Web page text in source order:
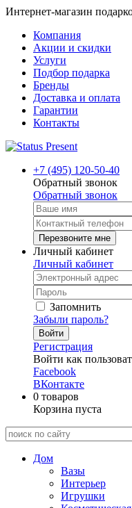
Интернет-магазин
Компания
Акции и скидки
Услуги
Подбор подарка
Бренды
Доставка и оплата
Гарантии
Контакты
+7 (495) 120-50-40
Обратный звонок
Обратный звонок
Перезвоните мне
Личный кабинет
Личный кабинет
Запомнить
Забыли пароль?
Войти
Регистрация
Войти как
Facebook
ВКонтакте
0 товаров
Корзина пуста
Дом
Вазы
Интерьер
Игрушки